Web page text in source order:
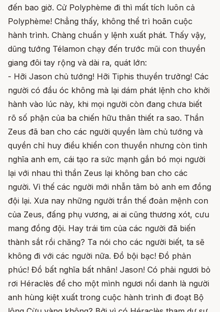
đến bao giờ. Cử Polyphème đi thì mất tích luôn cả
Polyphème! Chẳng thấy, không thể trì hoãn cuộc
hành trình. Chàng chuẩn y lệnh xuất phát. Thấy vậy,
dũng tướng Télamon chạy đến trước mũi con thuyền
giang đôi tay rộng và dài ra, quát lớn:
- Hỡi Jason chủ tướng! Hỡi Tiphis thuyền trưởng! Các
người có đầu óc không mà lại dám phát lệnh cho khởi
hành vào lúc này, khi mọi người còn đang chưa biết
rõ số phận của ba chiến hữu thân thiết ra sao. Thần
Zeus đã ban cho các người quyền làm chủ tướng và
quyền chỉ huy điều khiển con thuyền nhưng còn tình
nghĩa anh em, cái tạo ra sức mạnh gắn bó mọi người
lại với nhau thì thần Zeus lại không ban cho các
người. Vì thế các người mới nhẫn tâm bỏ anh em đồng
đội lại. Xưa nay những người trần thế đoản mệnh con
của Zeus, đấng phụ vương, ai ai cũng thương xót, cưu
mang đồng đội. Hay trái tim của các người đã biến
thành sắt rồi chăng? Ta nói cho các người biết, ta sẽ
không đi với các người nữa. Đồ bội bạc! Đồ phản
phúc! Đồ bất nghĩa bất nhân! Jason! Có phải ngươi bỏ
rơi Héraclès để cho một mình ngươi nổi danh là người
anh hùng kiệt xuất trong cuộc hành trình đi đoạt Bộ